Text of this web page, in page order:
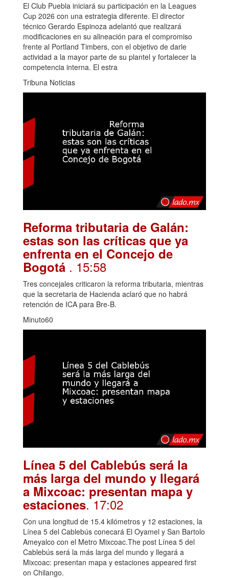
El Club Puebla iniciará su participación en la Leagues
Cup 2026 con una estrategia diferente. El director
técnico Gerardo Espinoza adelantó que realizará
modificaciones en su alineación para el compromiso
frente al Portland Timbers, con el objetivo de darle
actividad a la mayor parte de su plantel y fortalecer la
competencia interna. El estra
Tribuna Noticias
Reforma tributaria de Galán:
estas son las críticas que ya
enfrenta en el Concejo de
Bogotá . 15:58
Tres concejales criticaron la reforma tributaria, mientras
que la secretaria de Hacienda aclaró que no habrá
retención de ICA para Bre-B.
Minuto60
Línea 5 del Cablebús será la
más larga del mundo y llegará
a Mixcoac: presentan mapa y
estaciones. 17:02
Con una longitud de 15.4 kilómetros y 12 estaciones, la
Línea 5 del Cablebús conecará El Oyamel y San Bartolo
Ameyalco con el Metro Mixcoac.The post Línea 5 del
Cablebús será la más larga del mundo y llegará a
Mixcoac: presentan mapa y estaciones appeared first
on Chilango.